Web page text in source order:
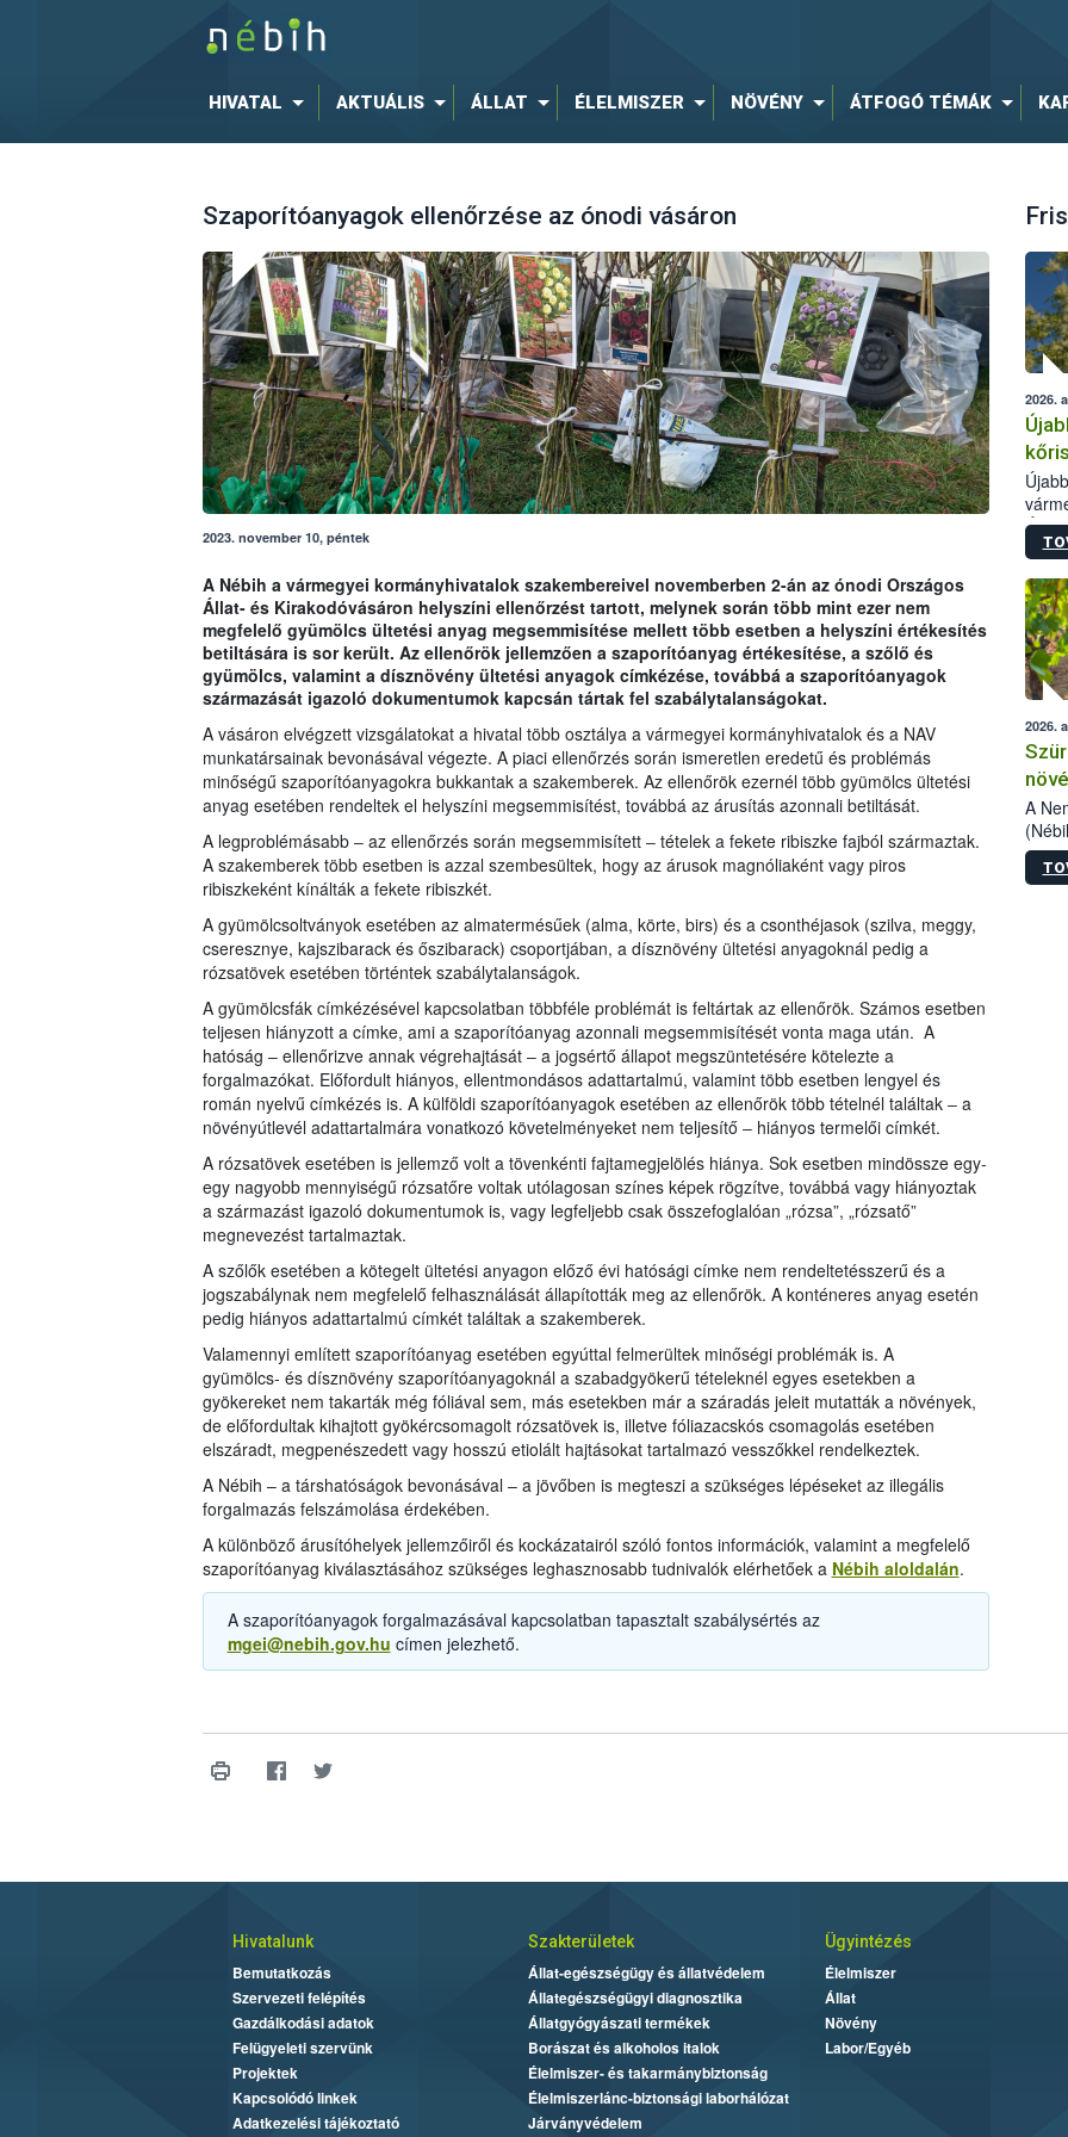
HIVATAL AKTUÁLIS ÁLLAT ÉLELMISZER NÖVÉNY ÁTFOGÓ TÉMÁK
Szaporítóanyagok ellenőrzése az ónodi vásáron
2023. november 10, péntek
A Nébih a vármegyei kormányhivatalok szakembereivel novemberben 2-án az ónodi Országos
Állat- és Kirakodóvásáron helyszíni ellenőrzést tartott, melynek során több mint ezer nem
megfelelő gyümölcs ültetési anyag megsemmisítése mellett több esetben a helyszíni értékesítés
betiltására is sor került. Az ellenőrök jellemzően a szaporítóanyag értékesítése, a szőlő és
gyümölcs, valamint a dísznövény ültetési anyagok címkézése, továbbá a szaporítóanyagok
származását igazoló dokumentumok kapcsán tártak fel szabálytalanságokat.
A vásáron elvégzett vizsgálatokat a hivatal több osztálya a vármegyei kormányhivatalok és a NAV
munkatársainak bevonásával végezte. A piaci ellenőrzés során ismeretlen eredetű és problémás
minőségű szaporítóanyagokra bukkantak a szakemberek. Az ellenőrök ezernél több gyümölcs ültetési
anyag esetében rendeltek el helyszíni megsemmisítést, továbbá az árusítás azonnali betiltását.
A legproblémásabb ‒ az ellenőrzés során megsemmisített ‒ tételek a fekete ribiszke fajból származtak.
A szakemberek több esetben is azzal szembesültek, hogy az árusok magnóliaként vagy piros
ribiszkeként kínálták a fekete ribiszkét.
A gyümölcsoltványok esetében az almatermésűek (alma, körte, birs) és a csonthéjasok (szilva, meggy,
cseresznye, kajszibarack és őszibarack) csoportjában, a dísznövény ültetési anyagoknál pedig a
rózsatövek esetében történtek szabálytalanságok.
A gyümölcsfák címkézésével kapcsolatban többféle problémát is feltártak az ellenőrök. Számos esetben
teljesen hiányzott a címke, ami a szaporítóanyag azonnali megsemmisítését vonta maga után. A
hatóság ‒ ellenőrizve annak végrehajtását ‒ a jogsértő állapot megszüntetésére kötelezte a
forgalmazókat. Előfordult hiányos, ellentmondásos adattartalmú, valamint több esetben lengyel és
román nyelvű címkézés is. A külföldi szaporítóanyagok esetében az ellenőrök több tételnél találtak ‒ a
növényútlevél adattartalmára vonatkozó követelményeket nem teljesítő ‒ hiányos termelői címkét.
A rózsatövek esetében is jellemző volt a tövenkénti fajtamegjelölés hiánya. Sok esetben mindössze egy-
egy nagyobb mennyiségű rózsatőre voltak utólagosan színes képek rögzítve, továbbá vagy hiányoztak
a származást igazoló dokumentumok is, vagy legfeljebb csak összefoglalóan „rózsa”, „rózsatő”
megnevezést tartalmaztak.
A szőlők esetében a kötegelt ültetési anyagon előző évi hatósági címke nem rendeltetésszerű és a
jogszabálynak nem megfelelő felhasználását állapították meg az ellenőrök. A konténeres anyag esetén
pedig hiányos adattartalmú címkét találtak a szakemberek.
Valamennyi említett szaporítóanyag esetében egyúttal felmerültek minőségi problémák is. A
gyümölcs- és dísznövény szaporítóanyagoknál a szabadgyökerű tételeknél egyes esetekben a
gyökereket nem takarták még fóliával sem, más esetekben már a száradás jeleit mutatták a növények,
de előfordultak kihajtott gyökércsomagolt rózsatövek is, illetve fóliazacskós csomagolás esetében
elszáradt, megpenészedett vagy hosszú etiolált hajtásokat tartalmazó vesszőkkel rendelkeztek.
A Nébih – a társhatóságok bevonásával – a jövőben is megteszi a szükséges lépéseket az illegális
forgalmazás felszámolása érdekében.
A különböző árusítóhelyek jellemzőiről és kockázatairól szóló fontos információk, valamint a megfelelő
szaporítóanyag kiválasztásához szükséges leghasznosabb tudnivalók elérhetőek a Nébih aloldalán.
A szaporítóanyagok forgalmazásával kapcsolatban tapasztalt szabálysértés az
mgei@nebih.gov.hu címen jelezhető.
2026.
2026.
A
Hivatalunk
Bemutatkozás
Szervezeti felépítés
Gazdálkodási adatok
Felügyeleti szervünk
Projektek
Kapcsolódó linkek
Adatkezelési tájékoztató
Szakterületek
Állat-egészségügy és állatvédelem
Állategészségügyi diagnosztika
Állatgyógyászati termékek
Borászat és alkoholos italok
Élelmiszer- és takarmánybiztonság
Élelmiszerlánc-biztonsági laborhálózat
Járványvédelem
Ügyintézés
Élelmiszer
Állat
Növény
Labor/Egyéb